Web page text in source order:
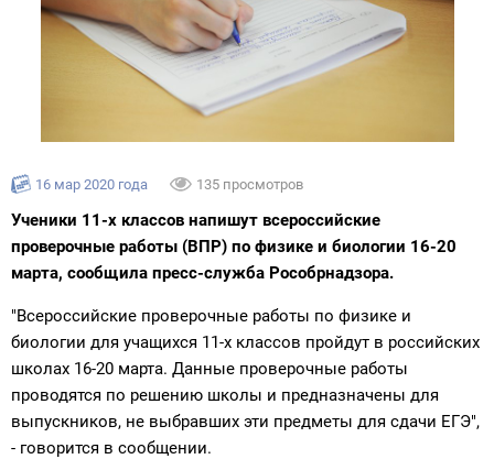
16 мар 2020 года 135 просмотров
Ученики 11-х классов напишут всероссийские
проверочные работы (ВПР) по физике и биологии 16-20
марта, сообщила пресс-служба Рособрнадзора.
"Всероссийские проверочные работы по физике и
биологии для учащихся 11-х классов пройдут в российских
школах 16-20 марта. Данные проверочные работы
проводятся по решению школы и предназначены для
выпускников, не выбравших эти предметы для сдачи ЕГЭ",
- говорится в сообщении.